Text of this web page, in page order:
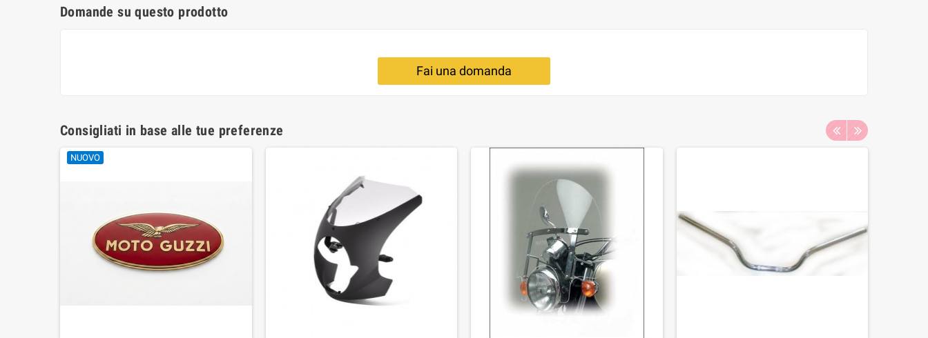
Domande su questo prodotto
Fai una domanda
Consigliati in base alle tue preferenze
NUOVO